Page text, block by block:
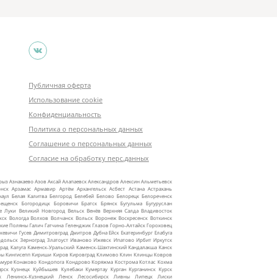
Публичная оферта
Использование cookie
Конфиденциальность
Политика о персональных данных
Соглашение о персональных данных
Согласие на обработку перс.данных
АзнакаевоАзовАксайАлапаевскАлександровАлексинАльметьевск
Арзамас Армавир Артём Архангельск Асбест Астана Астрахань
Белая Калитва Белгород Белебей Белово Белорецк Белореченск
Богородицк Боровичи Братск Брянск Бугульма Бугуруслан
Луки Великий Новгород Вельск Венёв Верхняя Салда Владивосток
Вологда Волхов Волчанск Вольск Воронеж Воскресенск Воткинск
Поляны Галич Гатчина Геленджик Глазов Горно‑АлтайскГороховец
Гусев Димитровград Дмитров Дубна Ейск Екатеринбург Елабуга
Зерноград Златоуст Иваново Ижевск Ипатово Ирбит Иркутск
Калуга Каменск‑Уральский Каменск‑Шахтинский Кандалакша Канск
Кингисепп Кириши Киров Кировград Климово Клин Клинцы Ковров
Конаково Кондопога Кондрово Коряжма Кострома Котлас Кохма
Кузнецк Куйбышев Кулебаки Кумертау Курган Курганинск Курск
Ленинск‑Кузнецкий Ленск Лесосибирск Ливны Липецк Лиски